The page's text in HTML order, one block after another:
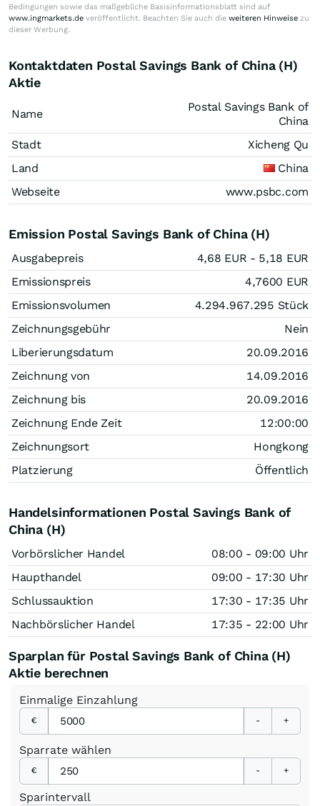
Bedingungen sowie das maßgebliche Basisinformationsblatt sind auf
www.ingmarkets.de veröffentlicht. Beachten Sie auch die weiteren Hinweise zu
dieser Werbung.
Kontaktdaten Postal Savings Bank of China (H)
Aktie
Name
Postal Savings Bank of
China
Stadt
Xicheng Qu
Land
China
Webseite
www.psbc.com
Emission Postal Savings Bank of China (H)
Ausgabepreis 4,68 EUR - 5,18 EUR
Emissionspreis
4,7600 EUR
Emissionsvolumen
4.294.967.295 Stück
Zeichnungsgebühr
Nein
Liberierungsdatum
20.09.2016
Zeichnung von
14.09.2016
Zeichnung bis
20.09.2016
Zeichnung Ende Zeit
12:00:00
Zeichnungsort
Hongkong
Platzierung
Öffentlich
Handelsinformationen Postal Savings Bank of
China (H)
Vorbörslicher Handel
08:00 - 09:00 Uhr
Haupthandel
09:00 - 17:30 Uhr
Schlussauktion
17:30 - 17:35 Uhr
Nachbörslicher Handel
17:35 - 22:00 Uhr
Sparplan für Postal Savings Bank of China (H)
Aktie berechnen
Einmalige Einzahlung
€ - +
Sparrate wählen
€ - +
Sparintervall